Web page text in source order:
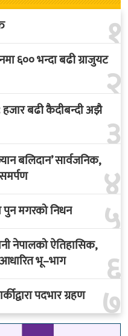
१
२
६०० भन्दा बढी ग्राजुयट
३
बढी कैदीबन्दी अझै
४
बलिदान’ सार्वजनिक,
५
पुन मगरको निधन
६
नेपालको ऐतिहासिक,
भू–भाग
७
पदभार ग्रहण